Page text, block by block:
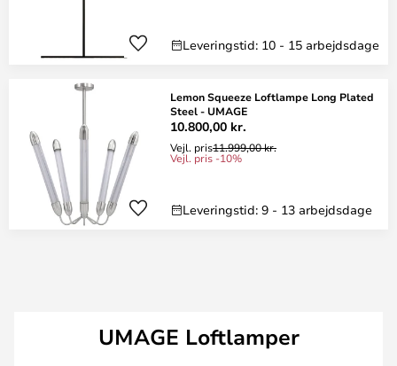
Leveringstid: 10 - 15 arbejdsdage
Lemon Squeeze Loftlampe Long Plated
Steel - UMAGE
10.800,00 kr.
Vejl. pris11.999,00 kr.
Vejl. pris -10%
Leveringstid: 9 - 13 arbejdsdage
UMAGE Loftlamper